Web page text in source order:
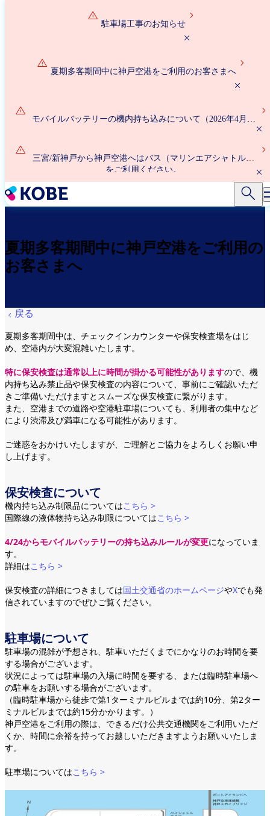
駐車場工事のお知らせ
夏期多客期間中に神戸空港をご利用のお客さまへ
モバイルバッテリーの機内持ち込みについて（2026年4月24
三宮/新神戸から神戸空港へはバス（マリンエアシャトル）
をご利用ください。
夏期多客期間中に神戸空港をご利用の
お客さまへ
戻る
夏期多客期間中は、チェックインカウンターや保安検査場をはじ
め、空港内が大変混雑いたします。
特に保安検査は通常以上に時間が掛かる可能性がありますので、機
内持ち込み禁止品や保安検査の内容について、事前にご確認いただ
きご準備いただけますとスムーズな保安検査に繋がります。
また、空港までの道路や空港駐車場についても、利用者の集中など
により渋滞及び満車になる可能性があります。
ご迷惑をおかけいたしますが、ご理解とご協力をよろしくお願い申
し上げます。
保安検査について
機内持ち込み制限品についてはこちら >
国際線の液体物持ち込み制限についてはこちら >
4/24からモバイルバッテリーの持ち込みルールが変更になっていま
す。
詳細はこちら >
保安検査の詳細につきましては国土交通省のホームページやXでも発
信されていますのでぜひご覧ください。
駐車場について
駐車場の混雑が予想され、駐車いただくまでにかなりのお時間を要
する場合がございます。
状況によっては駐車場の入場に時間を要する、または臨時駐車場へ
の駐車をお願いする場合がございます。
（臨時駐車場から徒歩で第1ターミナルビルまでは約10分、第2ター
ミナルビルまでは約15分かかります。）
神戸空港をご利用の際は、できるだけ公共交通機関をご利用いただ
くか、時間に余裕を持ってお越しいただきますようお願いいたしま
す。
駐車場についてはこちら >